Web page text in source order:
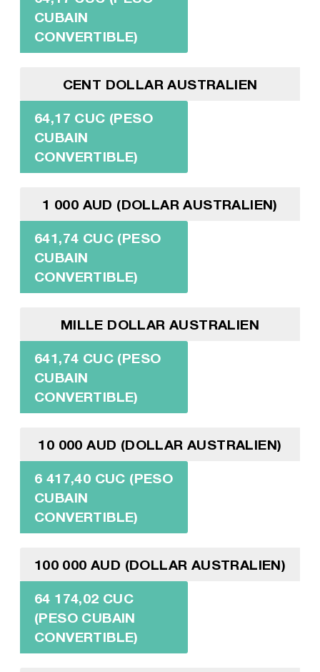
CUBAIN
CONVERTIBLE)
CENT DOLLAR AUSTRALIEN
64,17 CUC (PESO
CUBAIN
CONVERTIBLE)
1 000 AUD (DOLLAR AUSTRALIEN)
641,74 CUC (PESO
CUBAIN
CONVERTIBLE)
MILLE DOLLAR AUSTRALIEN
641,74 CUC (PESO
CUBAIN
CONVERTIBLE)
10 000 AUD (DOLLAR AUSTRALIEN)
6 417,40 CUC (PESO
CUBAIN
CONVERTIBLE)
100 000 AUD (DOLLAR AUSTRALIEN)
64 174,02 CUC
(PESO CUBAIN
CONVERTIBLE)